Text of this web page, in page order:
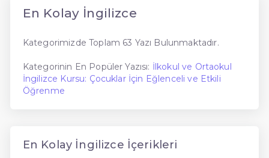
En Kolay İngilizce
Kategorimizde Toplam 63 Yazı Bulunmaktadır.
Kategorinin En Popüler Yazısı: İlkokul ve Ortaokul
İngilizce Kursu: Çocuklar İçin Eğlenceli ve Etkili
Öğrenme
En Kolay İngilizce İçerikleri